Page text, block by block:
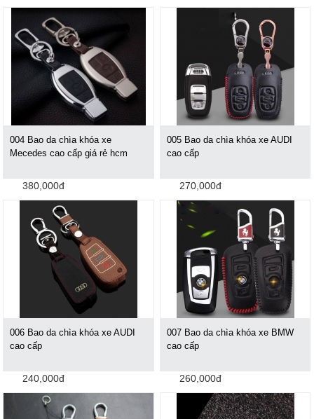
004 Bao da chìa khóa xe
Mecedes cao cấp giá rẻ hcm
380,000đ
005 Bao da chìa khóa xe AUDI
cao cấp
270,000đ
006 Bao da chìa khóa xe AUDI
cao cấp
240,000đ
007 Bao da chìa khóa xe BMW
cao cấp
260,000đ